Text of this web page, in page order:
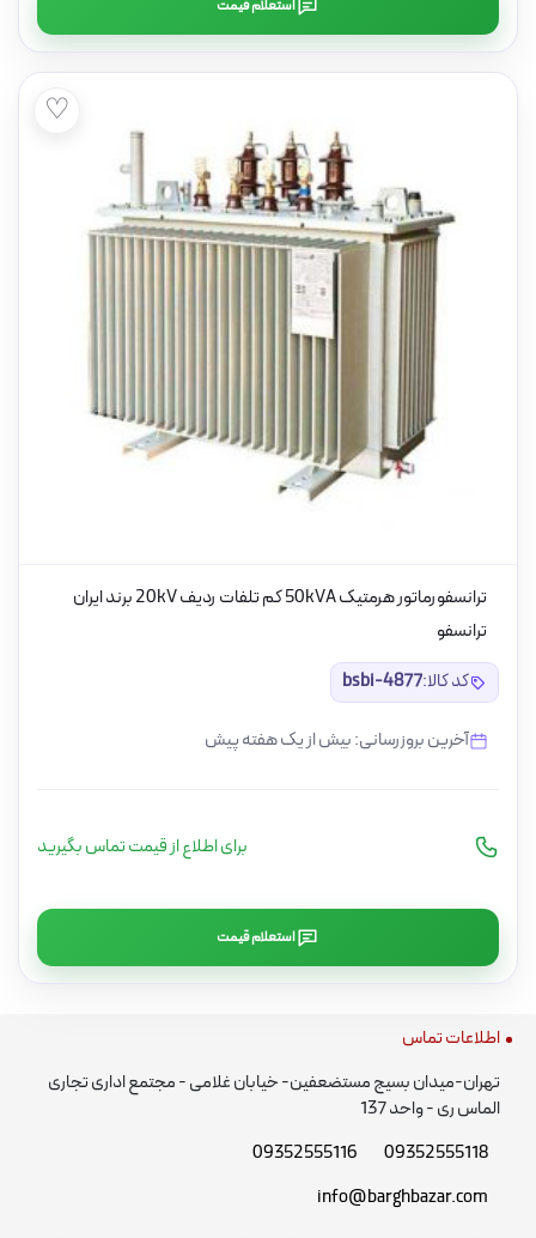
استعلام قیمت
♡
ترانسفورماتور هرمتیک 50kVA کم تلفات ردیف 20kV برند ایران
ترانسفو
کد کالا:bsbi-4877
آخرین بروزرسانی: بیش از یک هفته پیش
برای اطلاع از قیمت تماس بگیرید
استعلام قیمت
اطلاعات تماس
تهران-میدان بسیج مستضعفین- خیابان غلامی - مجتمع اداری تجاری
الماس ری - واحد 137
09352555118
09352555116
info@barghbazar.com